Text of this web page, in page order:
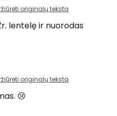
originalų tekstą
lentelę ir nuorodas
originalų tekstą
😢